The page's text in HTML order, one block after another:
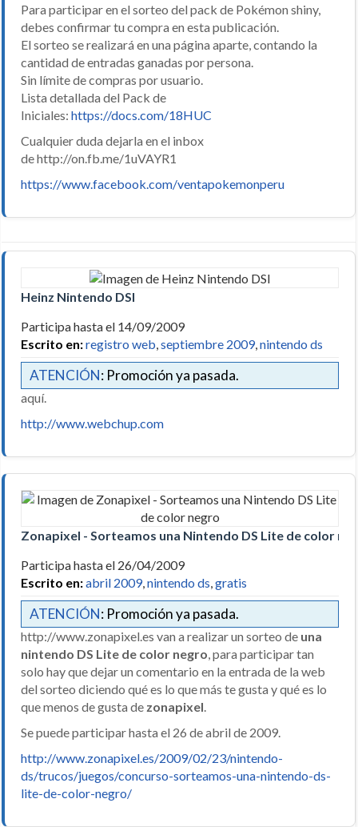
Para participar en el sorteo del pack de Pokémon shiny,
debes confirmar tu compra en esta publicación.
El sorteo se realizará en una página aparte, contando la
cantidad de entradas ganadas por persona.
Sin límite de compras por usuario.
Lista detallada del Pack de
Iniciales: https://docs.com/18HUC
Cualquier duda dejarla en el inbox
de http://on.fb.me/1uVAYR1
https://www.facebook.com/ventapokemonperu
Heinz Nintendo DSI
Participa hasta el 14/09/2009
Escrito en:registro web,septiembre 2009,nintendo ds
ATENCIÓN: Promoción ya pasada.
aquí.
http://www.webchup.com
Zonapixel - Sorteamos una Nintendo DS Lite de color
Participa hasta el 26/04/2009
Escrito en:abril 2009,nintendo ds,gratis
ATENCIÓN: Promoción ya pasada.
http://www.zonapixel.es van a realizar un sorteo de una
nintendo DS Lite de color negro, para participar tan
solo hay que dejar un comentario en la entrada de la web
del sorteo diciendo qué es lo que más te gusta y qué es lo
que menos de gusta de zonapixel.
Se puede participar hasta el 26 de abril de 2009.
http://www.zonapixel.es/2009/02/23/nintendo-
ds/trucos/juegos/concurso-sorteamos-una-nintendo-ds-
lite-de-color-negro/